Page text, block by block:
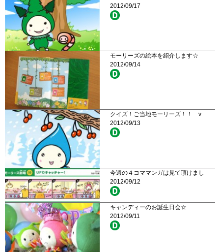
2012/09/17
モーリーズの絵本を紹介します☆
2012/09/14
クイズ！ご当地モーリーズ！！ v
2012/09/13
今週の４コママンガは見て頂けまし
2012/09/12
キャンディーのお誕生日会☆
2012/09/11